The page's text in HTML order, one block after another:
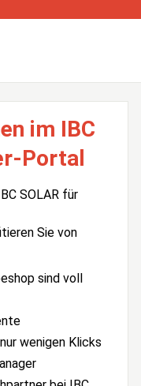
im IBC
Portal
SOLAR für
Sie von
sind voll
wenigen Klicks